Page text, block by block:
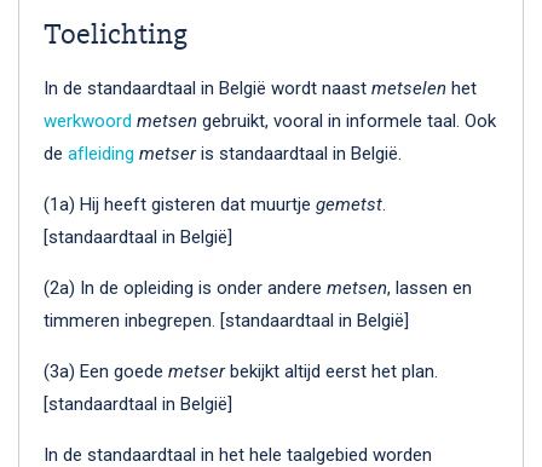
Toelichting
In de standaardtaal in België wordt naast metselen het
werkwoord metsen gebruikt, vooral in informele taal. Ook
de afleiding metseris standaardtaal in België.
(1a) Hij heeft gisteren dat muurtje gemetst.
[standaardtaal in België]
(2a) In de opleiding is onder andere metsen, lassen en
timmeren inbegrepen. [standaardtaal in België]
(3a) Een goede metserbekijkt altijd eerst het plan.
[standaardtaal in België]
In de standaardtaal in het hele taalgebied worden